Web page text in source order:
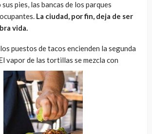
pies, las bancas de los parques
La ciudad, por fin, deja de ser
vida.
puestos de tacos encienden la segunda
vapor de las tortillas se mezcla con